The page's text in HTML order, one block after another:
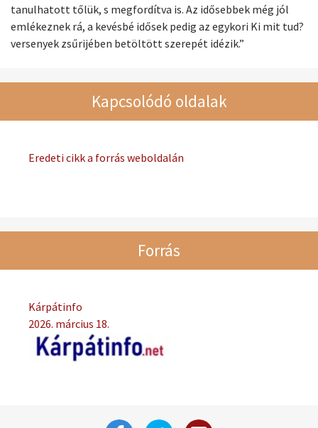
tanulhatott tőlük, s megfordítva is. Az idősebbek még jól
emlékeznek rá, a kevésbé idősek pedig az egykori Ki mit tud?
versenyek zsűrijében betöltött szerepét idézik.”
Kapcsolódó oldalak
Eredeti cikk a forrás weboldalán
Forrás
Kárpátinfo
2026. március 18.